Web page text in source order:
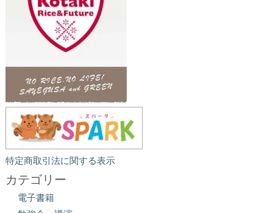
特定商取引法に関する表示
カテゴリー
電子書籍